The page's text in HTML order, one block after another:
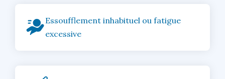
Essoufflement inhabituel ou fatigue
excessive